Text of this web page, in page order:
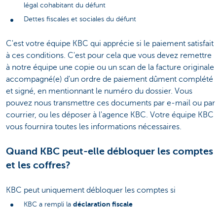
légal cohabitant du défunt
Dettes fiscales et sociales du défunt
C'est votre équipe KBC qui apprécie si le paiement satisfait
à ces conditions. C'est pour cela que vous devez remettre
à notre équipe une copie ou un scan de la facture originale
accompagné(e) d'un ordre de paiement dûment complété
et signé, en mentionnant le numéro du dossier. Vous
pouvez nous transmettre ces documents par e-mail ou par
courrier, ou les déposer à l'agence KBC. Votre équipe KBC
vous fournira toutes les informations nécessaires.
Quand KBC peut-elle débloquer les comptes
et les coffres?
KBC peut uniquement débloquer les comptes si
KBC a rempli la déclaration fiscale